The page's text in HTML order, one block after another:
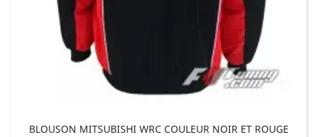
BLOUSON MITSUBISHI WRC COULEUR NOIR ET ROUGE